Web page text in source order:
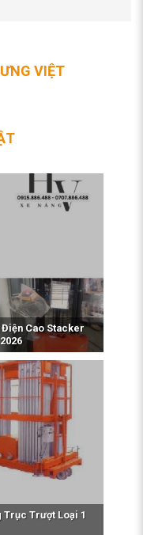
VIỆT
Điện Cao Stacker
Trục Trượt Loại 1